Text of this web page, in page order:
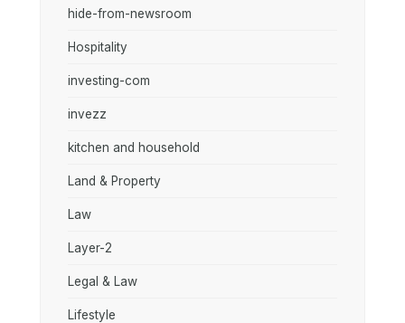
hide-from-newsroom
Hospitality
investing-com
invezz
kitchen and household
Land & Property
Law
Layer-2
Legal & Law
Lifestyle